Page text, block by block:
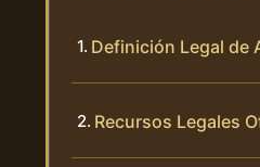
Definición Legal de
Recursos Legales